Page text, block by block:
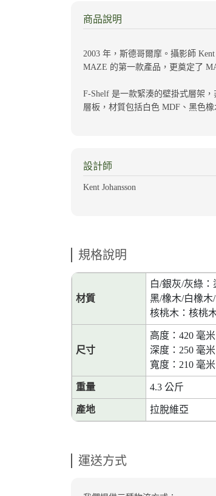
商品說明
2003 年，斯德哥爾摩。攝影師
MAZE 的第一款產品，更奠定了
F-Shelf 是一款緊湊的壁掛式層架
層板，材質包括白色 MDF、黑色
設計師
Kent Johansson
規格說明
材質
白/銀灰/灰綠
黑/橡木/白橡
核桃木：核桃
尺寸
高度：420 毫米
深度：250 毫米
寬度：210 毫米
重量 4.3 公斤
產地 拉脫維亞
運送方式